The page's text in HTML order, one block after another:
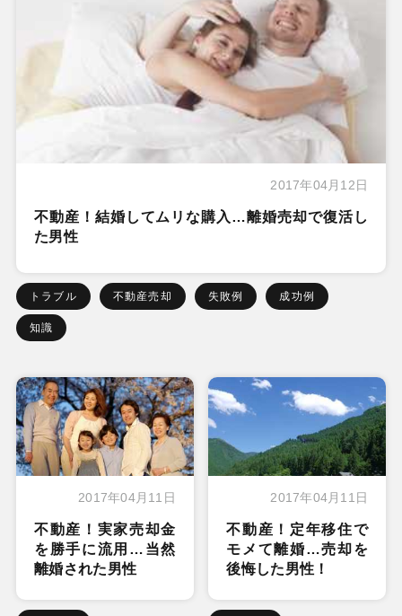
2017年04月12日
不動産！結婚してムリな購入…離婚売却で復活し
た男性
トラブル 不動産売却 失敗例 成功例
知識
2017年04月11日
不動産！実家売却金
を勝手に流用…当然
離婚された男性
2017年04月11日
不動産！定年移住で
モメて離婚…売却を
後悔した男性！